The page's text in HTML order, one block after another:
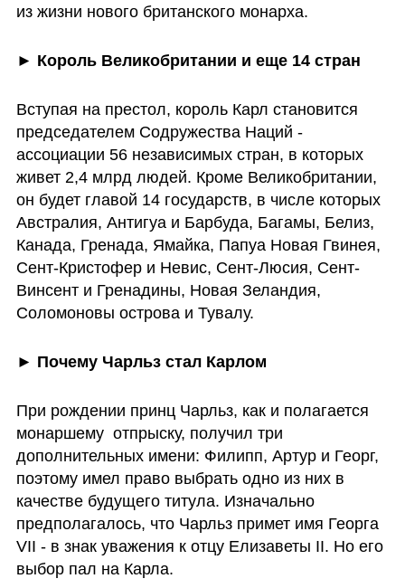
из жизни нового британского монарха.
► Король Великобритании и еще 14 стран
Вступая на престол, король Карл становится
председателем Содружества Наций -
ассоциации 56 независимых стран, в которых
живет 2,4 млрд людей. Кроме Великобритании,
он будет главой 14 государств, в числе которых
Австралия, Антигуа и Барбуда, Багамы, Белиз,
Канада, Гренада, Ямайка, Папуа Новая Гвинея,
Сент-Кристофер и Невис, Сент-Люсия, Сент-
Винсент и Гренадины, Новая Зеландия,
Соломоновы острова и Тувалу.
► Почему Чарльз стал Карлом
При рождении принц Чарльз, как и полагается
монаршему  отпрыску, получил три
дополнительных имени: Филипп, Артур и Георг,
поэтому имел право выбрать одно из них в
качестве будущего титула. Изначально
предполагалось, что Чарльз примет имя Георга
VII - в знак уважения к отцу Елизаветы II. Но его
выбор пал на Карла.